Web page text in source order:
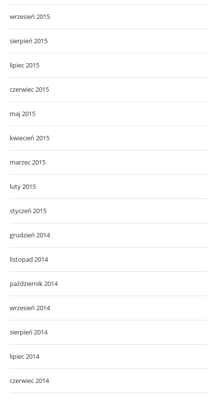
wrzesień 2015
sierpień 2015
lipiec 2015
czerwiec 2015
maj 2015
kwiecień 2015
marzec 2015
luty 2015
styczeń 2015
grudzień 2014
listopad 2014
październik 2014
wrzesień 2014
sierpień 2014
lipiec 2014
czerwiec 2014